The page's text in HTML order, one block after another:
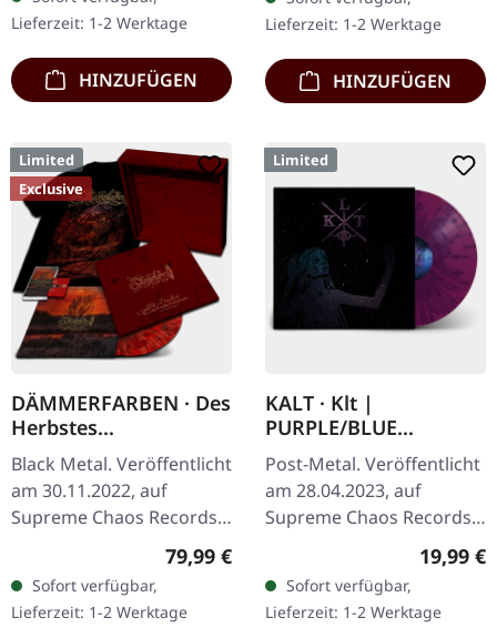
Lieferzeit: 1-2 Werktage
HINZUFÜGEN
Exemplare. Nachdem die
Nachfrage nach…
Lieferzeit: 1-2 Werktage
HINZUFÜGEN
Limited
Exclusive
DÄMMERFARBEN · Des
Herbstes
Trauerhymnen MMXX
| WOODEN LP BOX
Black Metal. Veröffentlicht
am 30.11.2022, auf
Supreme Chaos Records.
Mahaghoni-farbene Holz-
Box mit graviertem Logo,
Titel und…
Regulärer Preis:
79,99 €
Sofort verfügbar,
Lieferzeit: 1-2 Werktage
Limited
KALT · Klt |
PURPLE/BLUE
SPLATTER LP
Post-Metal. Veröffentlicht
am 28.04.2023, auf
Supreme Chaos Records.
SCR-Exklusives Splatter-
Vinyl auf transparent lila
Vinyl mit blauen Splattern,
…
19,99 €
Sofort verfügbar,
Lieferzeit: 1-2 Werktage